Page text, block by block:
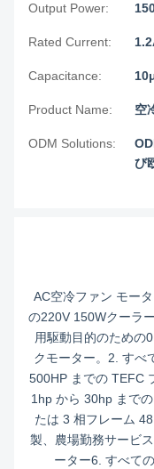
Output Power:
Rated Current:
Capacitance:
Product Name: 空
ODM Solutions:
び
AC空冷ファン モー
の220V 150Wクーラ
用駆動目的のための
クモーター。2. すべ
500HP までの TEFC
1hp から 30hp まで
たは 3 相フレーム
製、農場勤務サービ
ーター6. すべて